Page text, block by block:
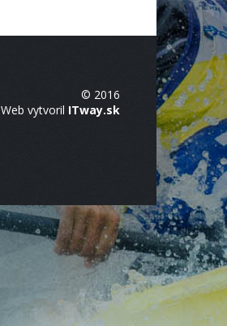
© 2016
Web vytvoril ITway.sk